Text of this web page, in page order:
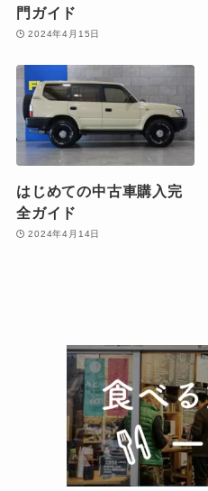
門ガイド
2024年4月15日
はじめての中古車購入完
全ガイド
2024年4月14日